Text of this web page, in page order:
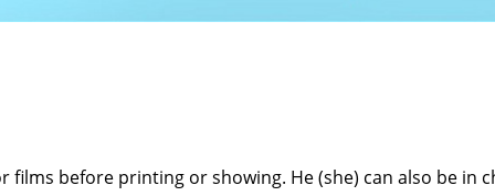
films before printing or showing. He (she) can also be in